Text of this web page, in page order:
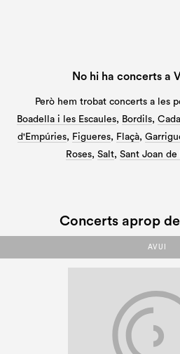
No hi ha concerts a
Però hem trobat concerts a les
Boadella i les Escaules, Bordils,
d'Empúries, Figueres, Flaçà,
Roses, Salt, Sant Joan
Concerts aprop
AVUI
AVUI